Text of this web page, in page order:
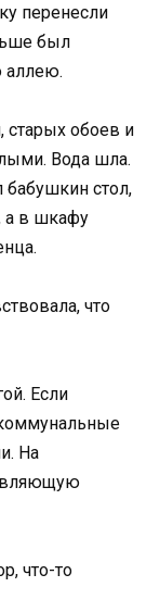
перенесли
был
аллею.
старых обоев и
Вода шла.
бабушкин стол,
а в шкафу
что
Если
коммунальные
На
что-то